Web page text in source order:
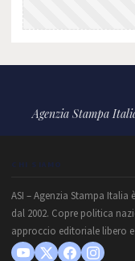
Agenzia Stampa
CHI SIAMO
ASI – Agenzia Stampa
dal 2002. Copre politica
approccio editoriale libero